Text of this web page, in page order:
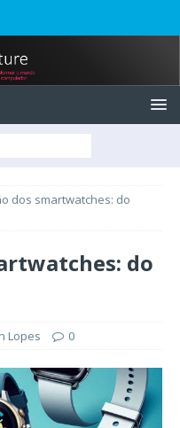
dos smartwatches: do
do
Lopes 0